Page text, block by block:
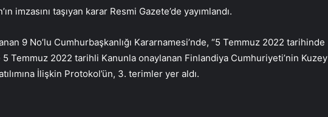
imzasını taşıyan karar Resmi Gazete’de yayımlandı.
9 No’lu Cumhurbaşkanlığı Kararnamesi’nde, “5 Temmuz 2022 tarihinde
5 Temmuz 2022 tarihli Kanunla onaylanan Finlandiya Cumhuriyeti’nin Kuzey
İlişkin Protokol’ün, 3. terimler yer aldı.